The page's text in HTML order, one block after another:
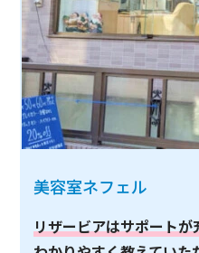
美容室ネフェル
リザービアはサポート